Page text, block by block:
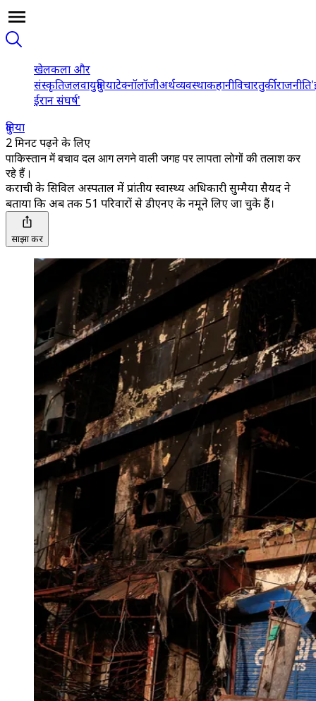
खेलकला और
संस्कृतिजलवायुदुनियाटेक्नॉलॉजीअर्थव्यवस्थाकहानीविचारतुर्कीराजनीति
ईरान संघर्ष'
दुनिया
2 मिनट पढ़ने के लिए
पाकिस्तान में बचाव दल आग लगने वाली जगह पर लापता लोगों की तलाश कर
रहे हैं।
कराची के सिविल अस्पताल में प्रांतीय स्वास्थ्य अधिकारी सुम्मैया सैयद ने
बताया कि अब तक 51 परिवारों से डीएनए के नमूने लिए जा चुके हैं।
साझा करें